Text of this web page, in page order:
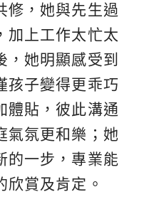
修，她與先生過
加上工作太忙太
，她明顯感受到
孩子變得更乖巧
體貼，彼此溝通
氣氛更和樂；她
的一步，專業能
欣賞及肯定。